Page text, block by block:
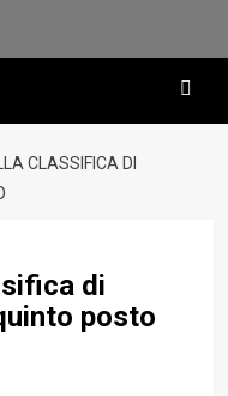
CLASSIFICA DI
di
posto